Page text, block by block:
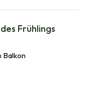
Frühlings
Balkon